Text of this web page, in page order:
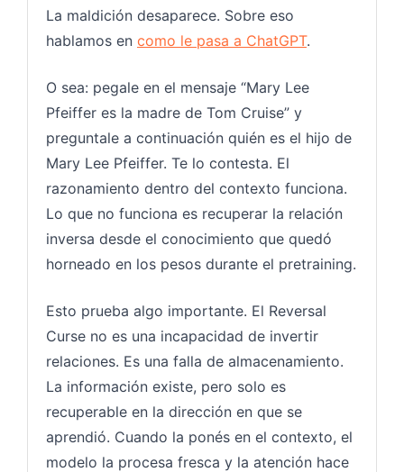
La maldición desaparece. Sobre eso
hablamos en como le pasa a ChatGPT.
O sea: pegale en el mensaje “Mary Lee
Pfeiffer es la madre de Tom Cruise” y
preguntale a continuación quién es el hijo de
Mary Lee Pfeiffer. Te lo contesta. El
razonamiento dentro del contexto funciona.
Lo que no funciona es recuperar la relación
inversa desde el conocimiento que quedó
horneado en los pesos durante el pretraining.
Esto prueba algo importante. El Reversal
Curse no es una incapacidad de invertir
relaciones. Es una falla de almacenamiento.
La información existe, pero solo es
recuperable en la dirección en que se
aprendió. Cuando la ponés en el contexto, el
modelo la procesa fresca y la atención hace